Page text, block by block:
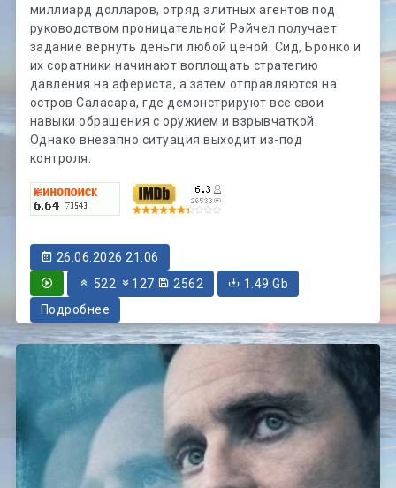
миллиард долларов, отряд элитных агентов под
руководством проницательной Рэйчел получает
задание вернуть деньги любой ценой. Сид, Бронко и
их соратники начинают воплощать стратегию
давления на афериста, а затем отправляются на
остров Саласара, где демонстрируют все свои
навыки обращения с оружием и взрывчаткой.
Однако внезапно ситуация выходит из-под
контроля.
26.06.2026 21:06
522
127 2562
1.49 Gb
Подробнее